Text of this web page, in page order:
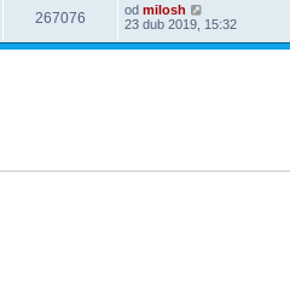
267076 od milosh
23 dub 2019, 15:32